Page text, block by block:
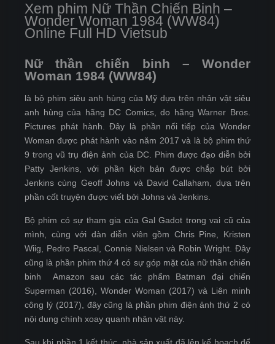
Xem phim Nữ Thần Chiến Binh –
Wonder Woman 1984 (WW84)
Online Full HD Vietsub
Nữ thần chiến binh – Wonder
Woman 1984 (WW84)
là bộ phim siêu anh hùng của Mỹ dựa trên nhân vật siêu
anh hùng của hãng DC Comics, do hãng Warner Bros.
Pictures phát hành. Đây là phần nối tiếp của Wonder
Woman được phát hành vào năm 2017 và là bộ phim thứ
9 trong vũ trụ điện ảnh của DC. Phim được đạo diễn bởi
Patty Jenkins, với phần kịch bản được chắp bút bởi
Jenkins cùng Geoff Johns và David Callaham, dựa trên
phần cốt truyện được viết bởi Johns và Jenkins.
Bộ phim có sự tham gia của Gal Gadot trong vai cũ của
mình, cùng với dàn diễn viên gồm Chris Pine, Kristen
Wiig, Pedro Pascal, Connie Nielsen và Robin Wright. Đây
cũng là phần phim thứ 4 có sự góp mặt của nữ thần chiến
binh Amazon sau các tác phẩm Batman đại chiến
Superman (2016), Wonder Woman (2017) và Liên minh
công lý (2017), đây cũng là phần phim điện ảnh thứ 2 có
nội dung chính xoay quanh nhân vật này.